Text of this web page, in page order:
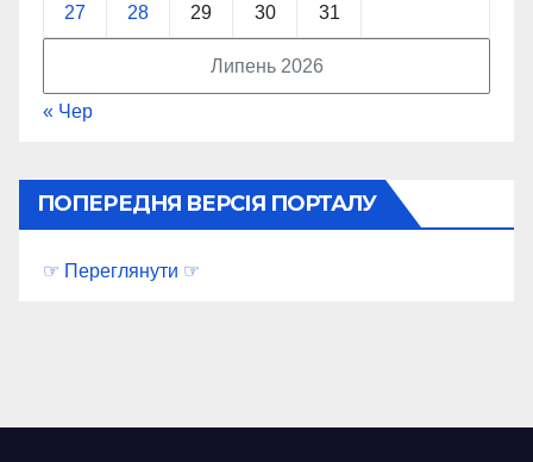
Липень 2026
27 28 29 30 31
« Чер
ПОПЕРЕДНЯ ВЕРСІЯ ПОРТАЛУ
☞ Переглянути ☞